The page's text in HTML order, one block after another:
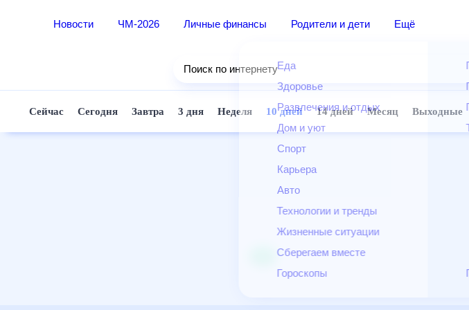
Новости ЧМ-2026 Личные финансы Родители и дети Ещё
Еда
Здоровье
Развлечения и отдых
Дом и уют
Спорт
Карьера
Авто
Технологии и тренды
Жизненные ситуации
Сберегаем вместе
Гороскопы
Поиск по интернету
Сейчас Сегодня Завтра 3 дня Неделя 10 дней 14 дней Месяц